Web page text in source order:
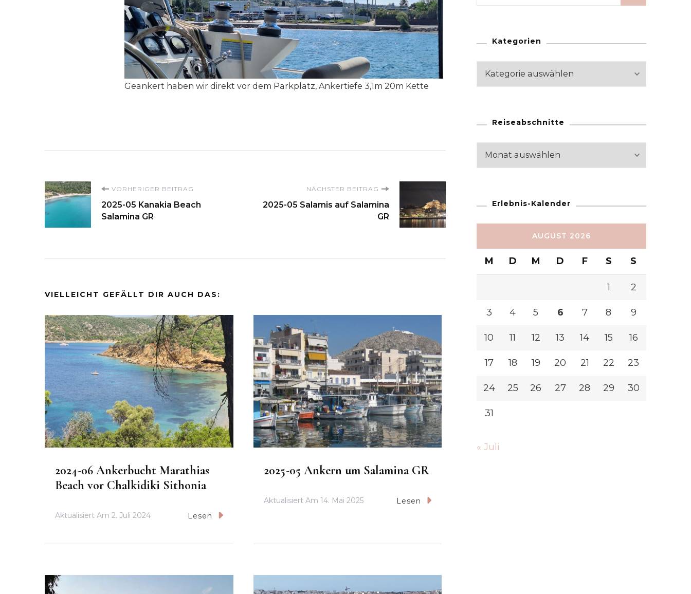
Geankert haben wir direkt vor dem Parkplatz, Ankertiefe 3,1m 20m Kette
Beitragsnavigation
VORHERIGER BEITRAG
2025-05 Kanakia Beach
Salamina GR
NÄCHSTER BEITRAG
2025-05 Salamis auf Salamina
GR
VIELLEICHT GEFÄLLT DIR AUCH DAS:
2024-06 Ankerbucht Marathias
Beach vor Chalkidiki Sithonia
Aktualisiert Am 2. Juli 2024 Lesen
2025-05 Ankern um Salamina GR
Aktualisiert Am 14. Mai 2025 Lesen
Kategorien
Kategorien
Reiseabschnitte
Reiseabschnitte
Erlebnis-Kalender
AUGUST 2026
M D M D F S S
1 2
3 4 5 6 7 8 9
10 11 12 13 14 15 16
17 18 19 20 21 22 23
24 25 26 27 28 29 30
31
« Juli